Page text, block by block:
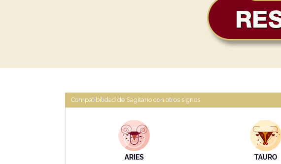
Compatibilidad de Sagitario con otros signos